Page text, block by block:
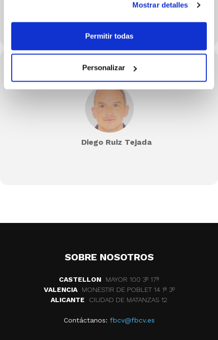
Mostrar detalles
Permitir todas
Personalizar
Conferenciantes de este evento
Diego Ruiz Tejada
SOBRE NOSOTROS
CASTELLON
MAYOR 100 3º 17ª
VALENCIA
MONESTIR DE POBLET 14 1ª 3º
ALICANTE
CIUDAD DE MATANZAS 12
Contáctanos: fbcv@fbcv.es